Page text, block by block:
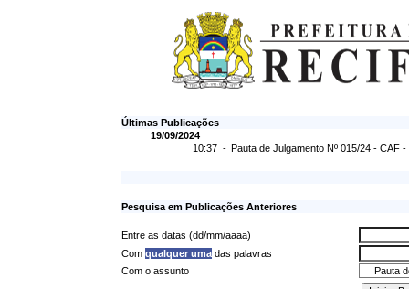
Últimas Publicações
19/09/2024
10:37 - Pauta de Julgamento Nº 015/24 - CAF -
Pesquisa em Publicações Anteriores
Entre as datas (dd/mm/aaaa)
Com qualquer uma das palavras
Com o assunto